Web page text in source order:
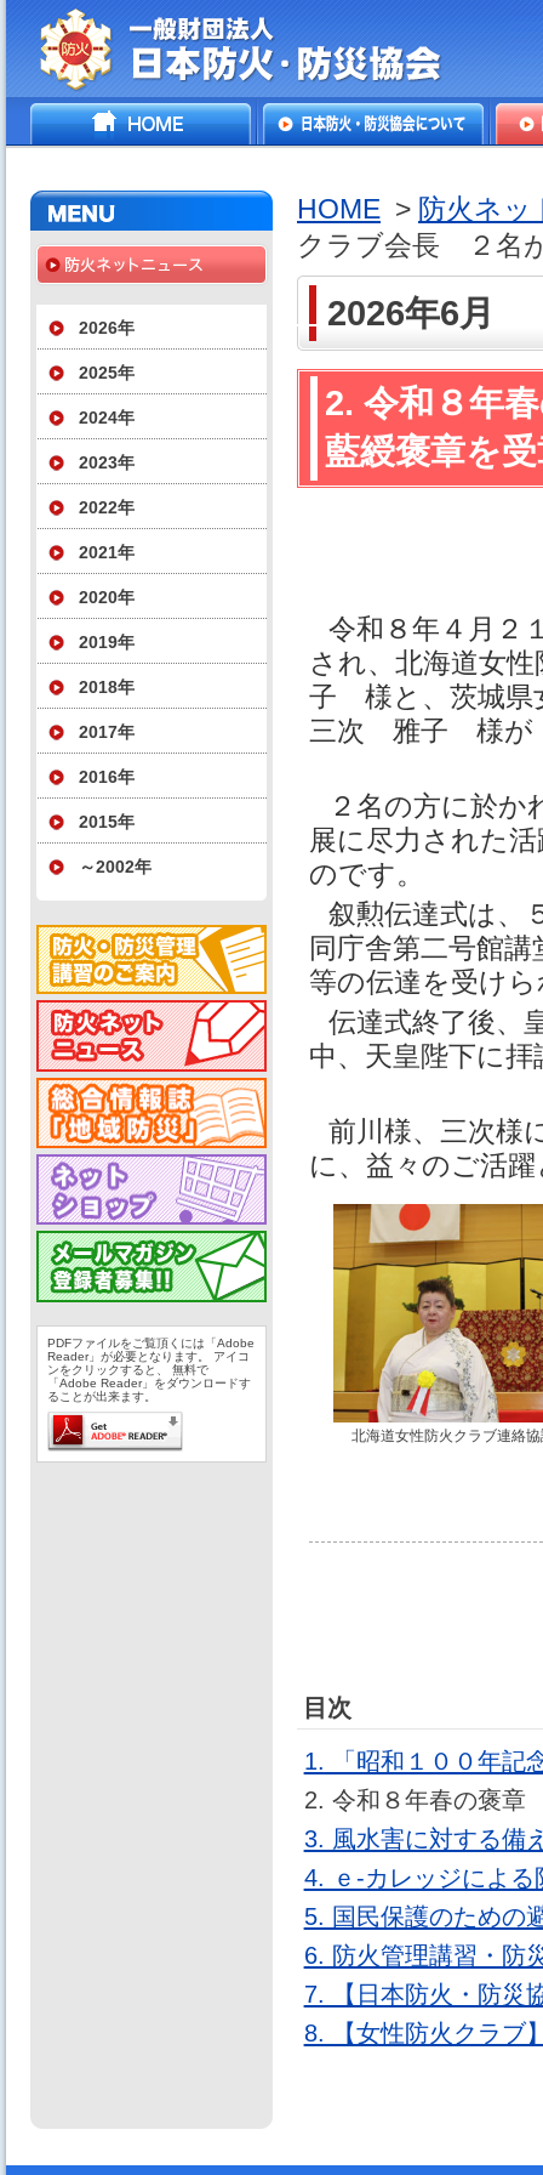
一般財団法人日本防火・防
HOME
2026年
2025年
2024年
2023年
2022年
2021年
2020年
2019年
2018年
2017年
2016年
2015年
～2002年
PDFファイルをご覧頂くには「Adobe
Reader」が必要となります。 アイコ
ンをクリックすると、 無料で
「Adobe Reader」をダウンロードす
ることが出来ます。
HOME > 防火ネッ
クラブ会長 ２名
2026年6月
2. 令和８年
藍綬褒章を
令和８年４月２
され、北海道女
子 様と、茨城
三次 雅子 様が
２名の方に於
展に尽力された
のです。
叙勲伝達式は、
同庁舎第二号館
等の伝達を受け
伝達式終了後、
中、天皇陛下に
前川様、三次様
に、益々のご活
北海道女性防火クラブ連絡
目次
1. 「昭和１００年記
2. 令和８年春の褒
3. 風水害に対する
4. ｅ-カレッジによ
5. 国民保護のための
6. 防火管理講習・防
7. 【日本防火・防災
8. 【女性防火クラブ